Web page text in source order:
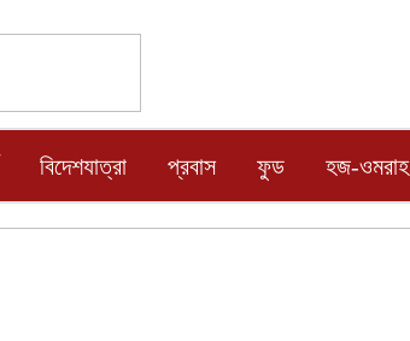
বিদেশযাত্রা প্রবাস ফুড হজ-ওমরাহ